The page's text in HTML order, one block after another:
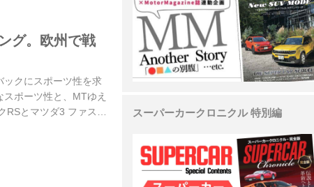
グ。欧州で戦
ックにスポーツ性を求
ポーツ性と、MTゆえ
とマツダ3 ファスト
Motor Magazine
スーパーカークロニクル 特別編